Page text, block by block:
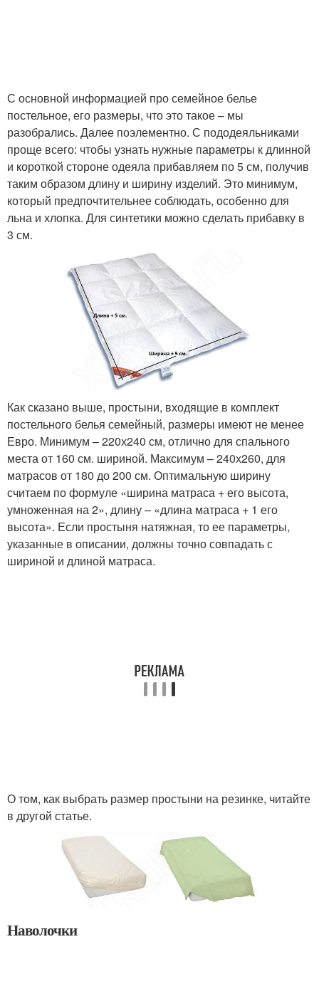
С основной информацией про семейное белье
постельное, его размеры, что это такое – мы
разобрались. Далее поэлементно. С пододеяльниками
проще всего: чтобы узнать нужные параметры к длинной
и короткой стороне одеяла прибавляем по 5 см, получив
таким образом длину и ширину изделий. Это минимум,
который предпочтительнее соблюдать, особенно для
льна и хлопка. Для синтетики можно сделать прибавку в
3 см.
Как сказано выше, простыни, входящие в комплект
постельного белья семейный, размеры имеют не менее
Евро. Минимум – 220х240 см, отлично для спального
места от 160 см. шириной. Максимум – 240х260, для
матрасов от 180 до 200 см. Оптимальную ширину
считаем по формуле «ширина матраса + его высота,
умноженная на 2», длину – «длина матраса + 1 его
высота». Если простыня натяжная, то ее параметры,
указанные в описании, должны точно совпадать с
шириной и длиной матраса.
О том, как выбрать размер простыни на резинке, читайте
в другой статье.
Наволочки